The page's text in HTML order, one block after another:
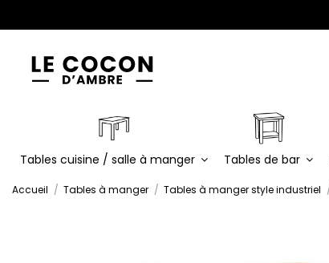
Tables cuisine / salle à manger Tables de bar
Accueil Tables à manger Tables à manger style industriel